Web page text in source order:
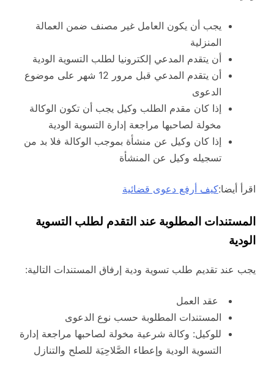
يجب أن يكون العامل غير مصنف ضمن العمالة
المنزلية
أن يتقدم المدعي إلكترونيا لطلب التسوية الودية
أن يتقدم المدعي قبل مرور 12 شهر على موضوع
الدعوى
إذا كان مقدم الطلب وكيل يجب أن تكون الوكالة
مخولة لصاحبها مراجعة إدارة التسوية الودية
إذا كان وكيل عن منشأة بموجب الوكالة فلا بد من
تسجيله وكيل عن المنشأة
اقرأ أيضا:كيف أرفع دعوى قضائية
المستندات المطلوبة عند التقدم لطلب التسوية
الودية
يجب عند تقديم طلب تسوية ودية إرفاق المستندات التالية:
عقد العمل
المستندات المطلوبة حسب نوع الدعوى
للوكيل: وكالة شرعية مخولة لصاحبها مراجعة إدارة
التسوية الودية وإعطاء الصَّلاحِيَة للصلح والتنازل